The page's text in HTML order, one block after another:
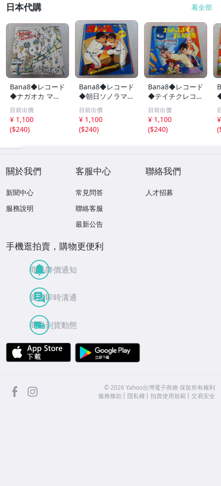
日本代購 看全部
Bana8◆レコード
◆ナガオカ マジ
ックレコード シ
ートレコード ソ
ノシート アナロ
グ レトロ コレク
目前出價
¥ 1,100
($240)
Bana8◆レコード
◆朝日ソノラマ
巨人の星 ソノシ
ート 絵本 レトロ
コレクション
目前出價
¥ 1,100
($240)
Bana8◆レコード
◆テイチクレコー
ド わんぱく探偵
団 レトロ コレク
ション
目前出價
¥ 1,100
($240)
(
關於我們
新聞中心
服務說明
客服中心
常見問答
聯絡客服
最新公告
聯絡我們
人才招募
手機逛拍賣，購物更便利
商品降價通知
買賣即時溝通
商品到貨動態
APP Store
facebook ©2026 Yahoo台灣電子商務 保留所有權利
服務條款
隱私權 拍賣使用規範 交易安全